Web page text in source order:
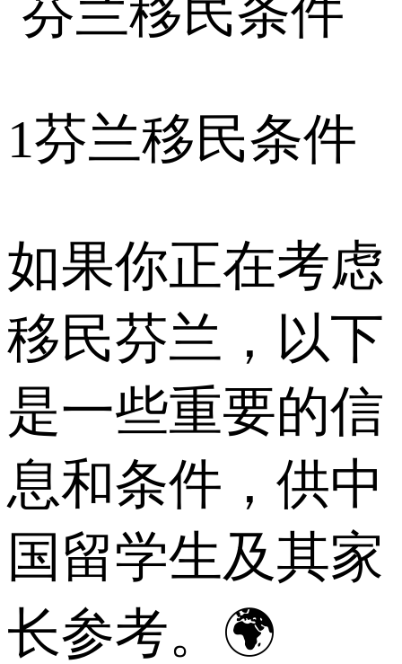
1芬兰移民条件
如果你正在考虑
移民芬兰，以下
是一些重要的信
息和条件，供中
国留学生及其家
长参考。🌍